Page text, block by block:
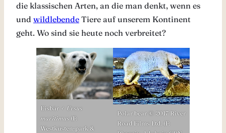
die klassischen Arten, an die man denkt, wenn es
und wildlebende Tiere auf unserem Kontinent
geht. Wo sind sie heute noch verbreitet?
Eisbär ♂ Ursus
maritimus (F:
Westküsten-park &
Polar bear © 2017 River
Road Films Ltd. (F: